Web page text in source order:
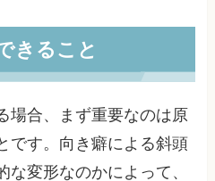
きること
場合、まず重要なのは原
です。向き癖による斜頭
変形なのかによって、